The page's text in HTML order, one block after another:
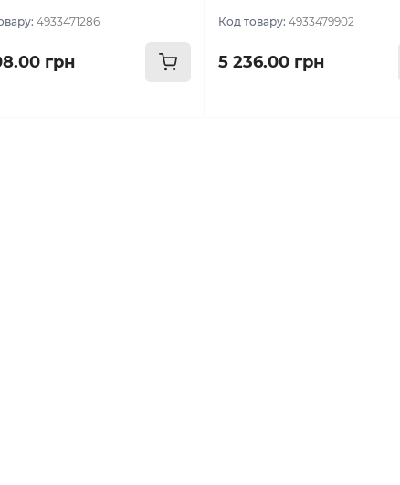
4933471286
грн
Код товару:4933479902
5 236.00 грн